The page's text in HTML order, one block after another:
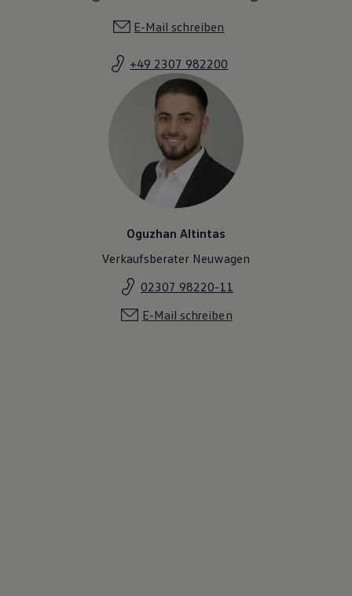
E-Mail schreiben
+49 2307 982200
Oguzhan Altintas
Verkaufsberater Neuwagen
02307 98220-11
E-Mail schreiben